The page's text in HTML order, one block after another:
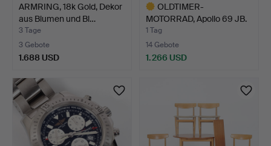
ARMRING, 18k Gold, Dekor
aus Blumen und Bl…
3 Tage
3 Gebote
1.688 USD
OLDTIMER-
MOTORRAD, Apollo 69 JB.
1953.
1 Tag
14 Gebote
1.266 USD